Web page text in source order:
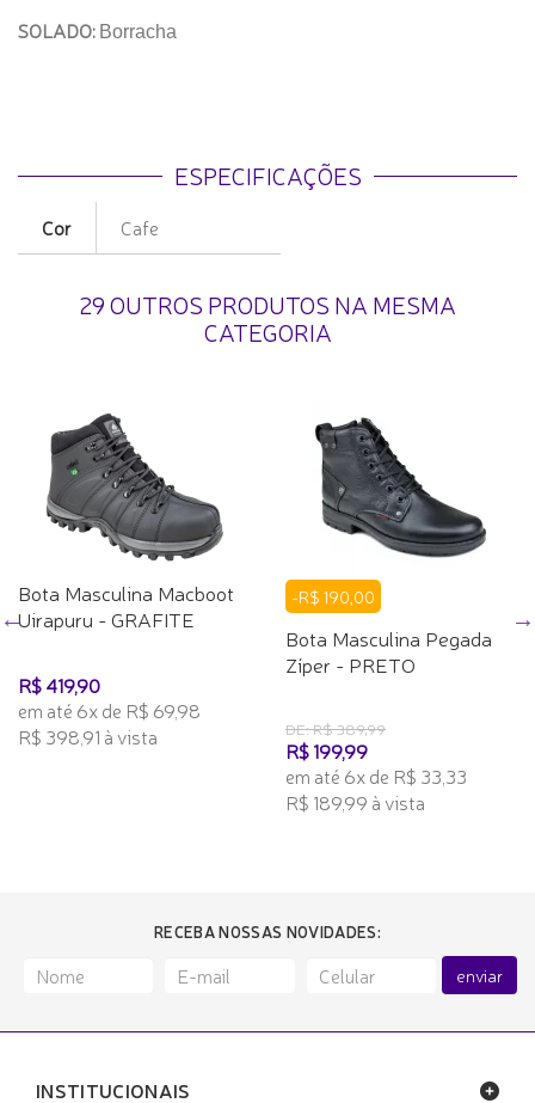
SOLADO: Borracha
ESPECIFICAÇÕES
Cor Cafe
29 OUTROS PRODUTOS NA MESMA
CATEGORIA
Bota Masculina Macboot
Uirapuru - GRAFITE
R$ 419,90
em até 6x de R$ 69,98
R$ 398,91 à vista
-R$ 190,00
Bota Masculina Pegada
Zíper - PRETO
DE: R$ 389,99
R$ 199,99
em até 6x de R$ 33,33
R$ 189,99 à vista
RECEBA NOSSAS NOVIDADES:
enviar
INSTITUCIONAIS